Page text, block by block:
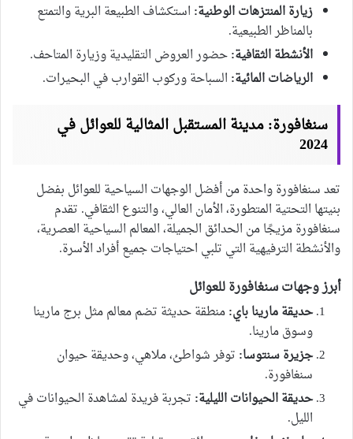
زيارة المنتزهات الوطنية: استكشاف الطبيعة البرية والتمتع
بالمناظر الطبيعية.
الأنشطة الثقافية:حضور العروض التقليدية وزيارة المتاحف.
الرياضات المائية: السباحة وركوب القوارب في البحيرات.
سنغافورة: مدينة المستقبل المثالية للعوائل في
2024
تعد سنغافورة واحدة من أفضل الوجهات السياحية للعوائل بفضل
بنيتها التحتية المتطورة، الأمان العالي، والتنوع الثقافي. تقدم
سنغافورة مزيجًا من الحدائق الجميلة، المعالم السياحية العصرية،
والأنشطة الترفيهية التي تلبي احتياجات جميع أفراد الأسرة.
أبرز وجهات سنغافورة للعوائل
حديقة مارينا باي:منطقة حديثة تضم معالم مثل برج مارينا
وسوق مارينا.
جزيرة سنتوسا: توفر شواطئ، ملاهي، وحديقة حيوان
سنغافورة.
حديقة الحيوانات الليلية: تجربة فريدة لمشاهدة الحيوانات في
الليل.